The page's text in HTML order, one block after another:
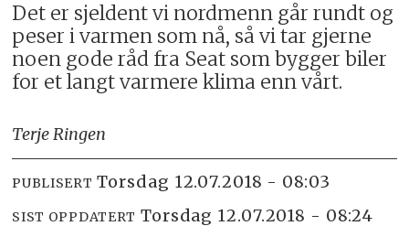
Det er sjeldent vi nordmenn går rundt og
peser i varmen som nå, så vi tar gjerne
noen gode råd fra Seat som bygger biler
for et langt varmere klima enn vårt.
Terje Ringen
PUBLISERT torsdag 12.07.2018 - 08:03
SIST OPPDATERT torsdag 12.07.2018 - 08:24